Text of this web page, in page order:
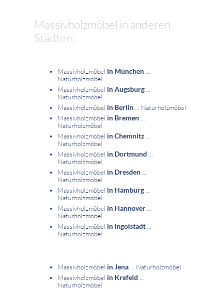
Massivholzmöbel in anderen
Städten:
Massivholzmöbel in München
Naturholzmöbel
Massivholzmöbel in Augsburg
Naturholzmöbel
Massivholzmöbel in Berlin
... Naturholzmöbel
Massivholzmöbel in Bremen
Naturholzmöbel
Massivholzmöbel in Chemnitz
Naturholzmöbel
Massivholzmöbel in Dortmund
Naturholzmöbel
Massivholzmöbel in Dresden
Naturholzmöbel
Massivholzmöbel in Hamburg
Naturholzmöbel
Massivholzmöbel in Hannover
Naturholzmöbel
Massivholzmöbel in Ingolstadt
Naturholzmöbel
Massivholzmöbel in Jena
... Naturholzmöbel
Massivholzmöbel in Krefeld
Naturholzmöbel